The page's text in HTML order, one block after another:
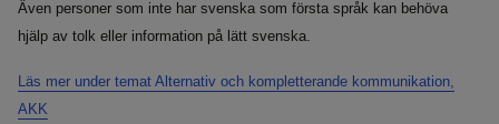
Även personer som inte har svenska som första språk kan behöva
hjälp av tolk eller information på lätt svenska.
Läs mer under temat Alternativ och kompletterande kommunikation,
AKK